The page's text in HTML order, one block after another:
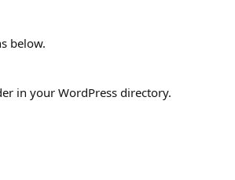
below.
in your WordPress directory.